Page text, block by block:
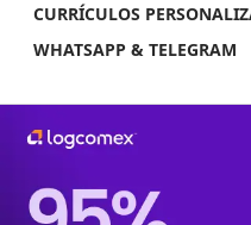
CURRÍCULOS
WHATSAPP & TELEGRAM